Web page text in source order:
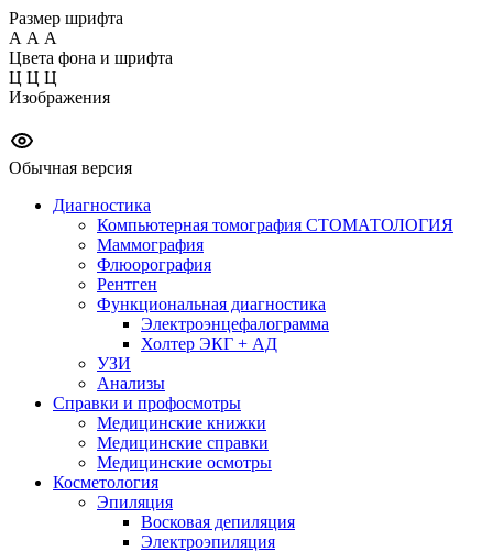
Размер шрифта
А А А
Цвета фона и шрифта
Ц Ц Ц
Изображения
Обычная версия
Диагностика
Компьютерная томография СТОМАТОЛОГИЯ
Маммография
Флюорография
Рентген
Функциональная диагностика
Электроэнцефалограмма
Холтер ЭКГ + АД
УЗИ
Анализы
Справки и профосмотры
Медицинские книжки
Медицинские справки
Медицинские осмотры
Косметология
Эпиляция
Восковая депиляция
Электроэпиляция